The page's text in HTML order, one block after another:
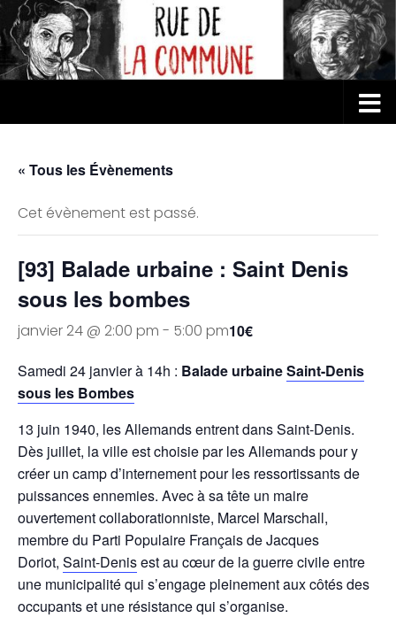
Au dessous du contenu
« Tous les Évènements
Cet évènement est passé.
[93] Balade urbaine : Saint Denis
sous les bombes
janvier 24 @ 2:00 pm - 5:00 pm10€
Samedi 24 janvier à 14h : Balade urbaineSaint-Denis
sous les Bombes
13 juin 1940, les Allemands entrent dans Saint-Denis.
Dès juillet, la ville est choisie par les Allemands pour y
créer un camp d’internement pour les ressortissants de
puissances ennemies. Avec à sa tête un maire
ouvertement collaborationniste, Marcel Marschall,
membre du Parti Populaire Français de Jacques
Doriot, Saint-Denisest au cœur de la guerre civile entre
une municipalité qui s’engage pleinement aux côtés des
occupants et une résistance qui s’organise.